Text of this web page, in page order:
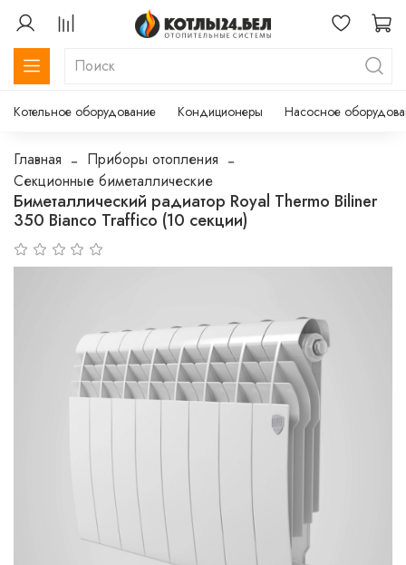
Котельное оборудование Кондиционеры Насосное
Главная
Приборы отопления
Секционные биметаллические
Биметаллический радиатор Royal Thermo Biliner
350 Bianco Traffico (10 секции)